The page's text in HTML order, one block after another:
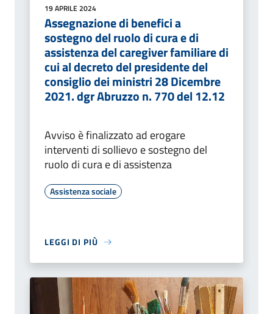
19 APRILE 2024
Assegnazione di benefici a
sostegno del ruolo di cura e di
assistenza del caregiver familiare di
cui al decreto del presidente del
consiglio dei ministri 28 Dicembre
2021. dgr Abruzzo n. 770 del 12.12
Avviso è finalizzato ad erogare
interventi di sollievo e sostegno del
ruolo di cura e di assistenza
Assistenza sociale
LEGGI DI PIÙ